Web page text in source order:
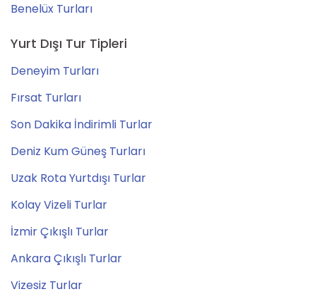
Benelüx Turları
Yurt Dışı Tur Tipleri
Deneyim Turları
Fırsat Turları
Son Dakika İndirimli Turlar
Deniz Kum Güneş Turları
Uzak Rota Yurtdışı Turlar
Kolay Vizeli Turlar
İzmir Çıkışlı Turlar
Ankara Çıkışlı Turlar
Vizesiz Turlar